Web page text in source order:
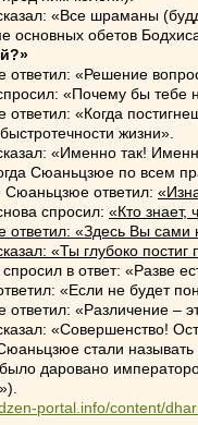
«Все шраманы
основных обетов
ответил: «Решение
«Почему бы тебе
«Когда
жизни».
«Именно так!
Сюаньцзюе по всем
Сюаньцзюе ответил:
спросил: «Кто знает,
«Здесь Вы сами
«Ты глубоко
в ответ: «Разве
«Если не будет
«Различение –
«Совершенство!
стали
даровано
portal.info/content/